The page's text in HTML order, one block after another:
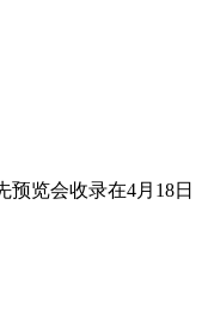
览会收录在4月18日